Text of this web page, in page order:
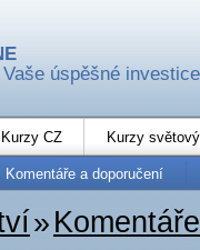
úspěšné investice
Kurzy CZ Kurzy
Komentáře a doporučení
»